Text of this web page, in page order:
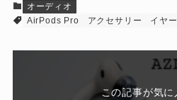
オーディオ
AirPods Pro
アクセサリー イヤ
この記事が気に